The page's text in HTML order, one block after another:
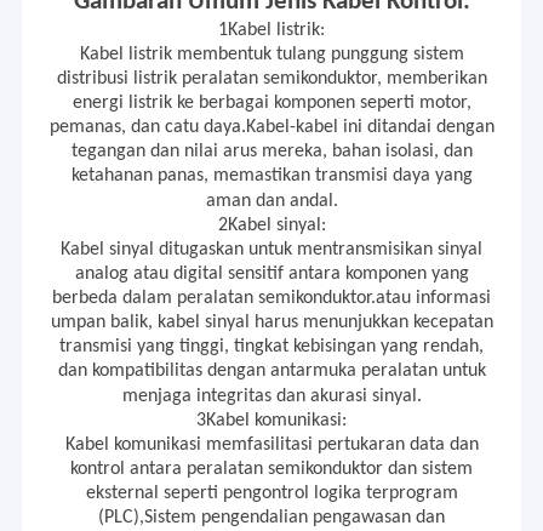
Kontrol kualitas
Hubungi kami
Berita
Quote request suatu
UL Kabel listrik
kabel pengisi daya ev
Kabel Karet Silikon
1Kabel listrik:
Kabel listrik membentuk tulang punggung sistem
distribusi listrik peralatan semikonduktor, memberikan
energi listrik ke berbagai komponen seperti motor,
pemanas, dan catu daya.Kabel-kabel ini ditandai dengan
tegangan dan nilai arus mereka, bahan isolasi, dan
ketahanan panas, memastikan transmisi daya yang
aman dan andal.
2Kabel sinyal:
Kabel sinyal ditugaskan untuk mentransmisikan sinyal
analog atau digital sensitif antara komponen yang
berbeda dalam peralatan semikonduktor.atau informasi
umpan balik, kabel sinyal harus menunjukkan kecepatan
transmisi yang tinggi, tingkat kebisingan yang rendah,
dan kompatibilitas dengan antarmuka peralatan untuk
menjaga integritas dan akurasi sinyal.
3Kabel komunikasi:
Kabel komunikasi memfasilitasi pertukaran data dan
kontrol antara peralatan semikonduktor dan sistem
eksternal seperti pengontrol logika terprogram
(PLC),Sistem pengendalian pengawasan dan
Ini berisi:
Kabel perangkat Pengukuran &
Kontrol
Kabel peralatan medis
Kabel otomotif & transit kereta api
Kabel pengisian EV & kabel Energi
angin & surya
Kabel Alarm & Keamanan
Kabel lift
Kabel konveyor & kabel Derek
Kabel Komunikasi & Koaksial
Kabel Otomasi Industri
Perusahaan kabel LinkeTeknik R&D yang
beragam telah memenuhi kebutuhan
dasar pelanggan yang beragam.
Produk kami mendapatkan:
CCC
RoHS
REACH